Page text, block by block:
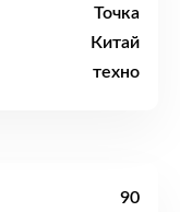
Точка
Китай
техно
90